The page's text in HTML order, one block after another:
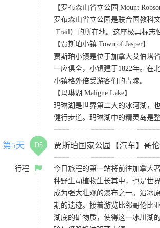
【罗布森山省立公园 Mount
罗布森山省立公园是联合国教科
Trail）的所在地。这座极具标志
【贾斯珀小镇 Town of Jasper】
贾斯珀小镇是位于加拿大艾伯塔
一应俱全，小镇建于1822年。在
小镇格外倍受游客们的青睐。
【玛琳湖 Maligne Lake】
玛琳湖是世界第二大的冰河湖，
健行步道。玛琳湖中的精灵岛是
第5天 D5 贾斯珀国家公园【汽车】哥
行程
今日旅程的第一站将前往加拿大
种野生动植物生长其中，也是世
成为强大壮观的瀑布之一。沿冰
期的遗迹。接着游览比邻哥伦比
湖底的矿物质，使得这一冰川湖